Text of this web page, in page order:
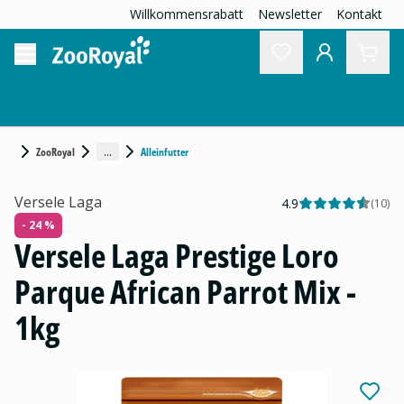
Willkommensrabatt Newsletter Kontakt
ZooRoyal ... Alleinfutter
Versele Laga 4.9 (10)
- 24 %
Versele Laga Prestige Loro
Parque African Parrot Mix -
1kg